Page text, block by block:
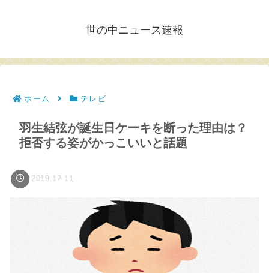
世の中ニュース速報
ホーム テレビ
羽生結弦が誕生日ケーキを断った理由は？
拒否する姿がかっこいいと話題
2019.12.11